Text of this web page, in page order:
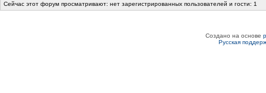
Сейчас этот форум просматривают: нет зарегистрированных пользователей и гости: 1
Создано на основе
Русская